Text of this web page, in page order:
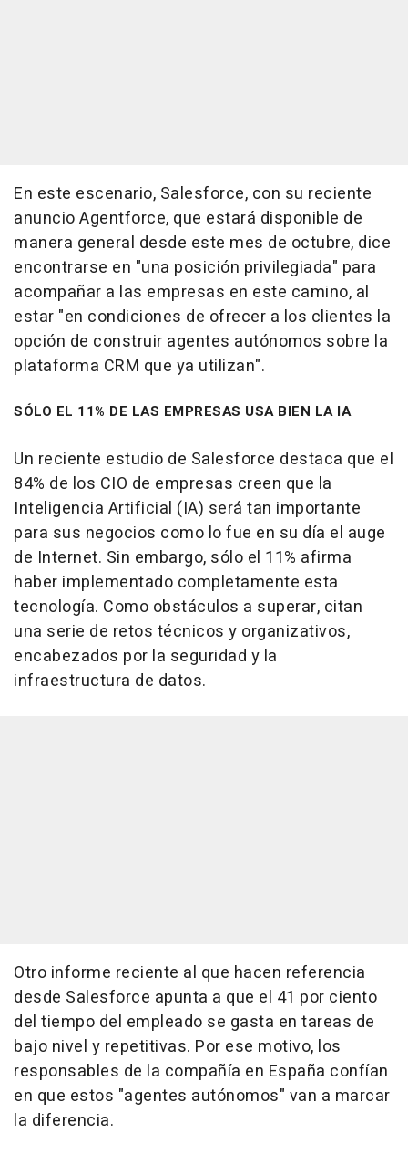
En este escenario, Salesforce, con su reciente
anuncio Agentforce, que estará disponible de
manera general desde este mes de octubre, dice
encontrarse en "una posición privilegiada" para
acompañar a las empresas en este camino, al
estar "en condiciones de ofrecer a los clientes la
opción de construir agentes autónomos sobre la
plataforma CRM que ya utilizan".
SÓLO EL 11% DE LAS EMPRESAS USA BIEN LA IA
Un reciente estudio de Salesforce destaca que el
84% de los CIO de empresas creen que la
Inteligencia Artificial (IA) será tan importante
para sus negocios como lo fue en su día el auge
de Internet. Sin embargo, sólo el 11% afirma
haber implementado completamente esta
tecnología. Como obstáculos a superar, citan
una serie de retos técnicos y organizativos,
encabezados por la seguridad y la
infraestructura de datos.
Otro informe reciente al que hacen referencia
desde Salesforce apunta a que el 41 por ciento
del tiempo del empleado se gasta en tareas de
bajo nivel y repetitivas. Por ese motivo, los
responsables de la compañía en España confían
en que estos "agentes autónomos" van a marcar
la diferencia.